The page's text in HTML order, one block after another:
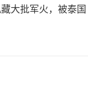
大批军火，被泰国